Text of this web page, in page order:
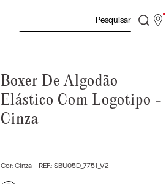
Boxer De Algodão
Elástico Com Logotipo -
Cinza
Cor: Cinza- REF.: SBU05D_7751_V2